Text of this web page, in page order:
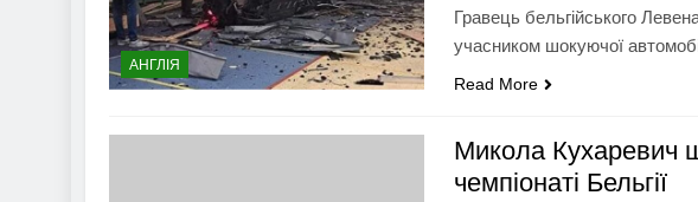
АНГЛІЯ
Гравець бельгійського
учасником шокуючої
Read More
Микола Кухаревич
чемпіонаті Бельгії